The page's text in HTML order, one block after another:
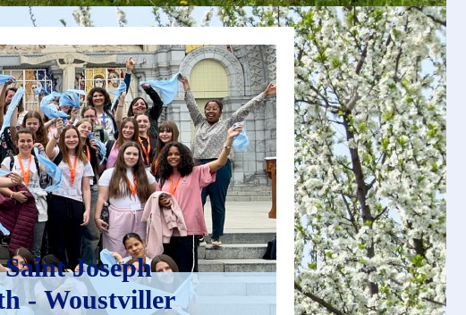
Joseph
- Woustviller